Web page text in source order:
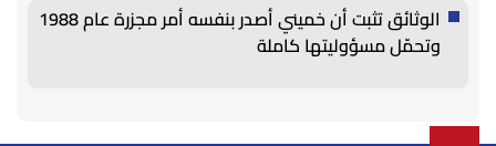
الوثائق تثبت أن خميني أصدر بنفسه أمر مجزرة عام 1988
وتحمّل مسؤوليتها كاملة